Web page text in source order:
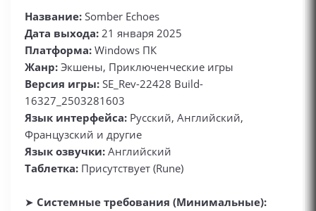
Название: Somber Echoes
Дата выхода: 21 января 2025
Платформа: Windows ПК
Жанр: Экшены, Приключенческие игры
Версия игры: SE_Rev-22428 Build-
16327_2503281603
Язык интерфейса: Русский, Английский,
Французский и другие
Язык озвучки: Английский
Таблетка: Присутствует (Rune)
➤ Системные требования (Минимальные):